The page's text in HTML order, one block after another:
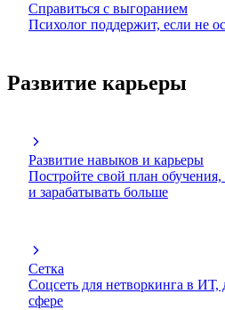
Справиться с выгоранием
Психолог поддержит, если не
Развитие карьеры
Развитие навыков и карьеры
Постройте свой план обучения,
и зарабатывать больше
Сетка
Соцсеть для нетворкинга в
сфере